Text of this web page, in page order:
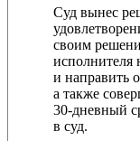
Суд вынес
своим
исполнителя
и направить
а также
30-дневный
в суд.